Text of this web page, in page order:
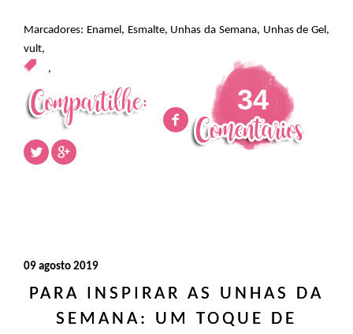
Marcadores: Enamel , Esmalte, Unhas da Semana, Unhas de Gel ,
vult,
,
34
09 agosto 2019
PARA INSPIRAR AS UNHAS DA
SEMANA: UM TOQUE DE